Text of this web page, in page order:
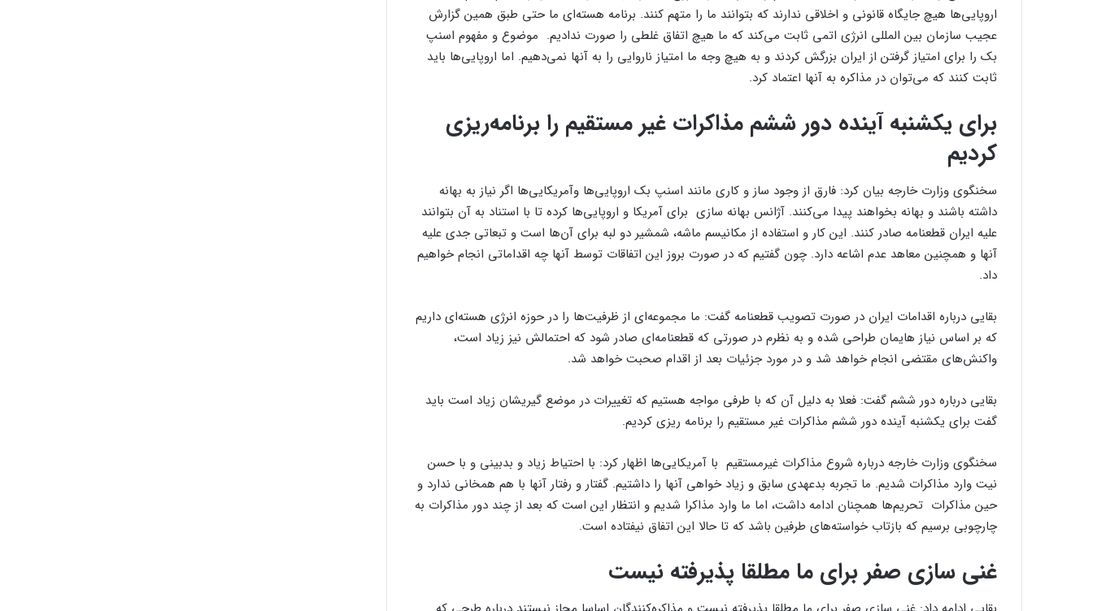
اروپایی‌ها هیچ جایگاه قانونی و اخلاقی ندارند که بتوانند ما را متهم کنند. برنامه هسته‌ای ما حتی طبق همین گزارش
عجیب سازمان بین المللی انرژی اتمی ثابت می‌کند که ما هیچ اتفاق غلطی را صورت ندادیم. موضوع و مفهوم اسنپ
بک را برای امتیاز گرفتن از ایران بزرگش کردند و به هیچ وجه ما امتیاز ناروایی را به آنها نمی‌دهیم. اما اروپایی‌ها باید
ثابت کنند که می‌توان در مذاکره به آنها اعتماد کرد.
برای یکشنبه آینده دور ششم مذاکرات غیر مستقیم را برنامه‌ریزی
کردیم
سخنگوی وزارت خارجه بیان کرد: فارق از وجود ساز و کاری مانند اسنپ بک اروپایی‌ها وآمریکایی‌ها اگر نیاز به بهانه
داشته باشند و بهانه بخواهند پیدا می‌کنند. آژانس بهانه سازی برای آمریکا و اروپایی‌ها کرده تا با استناد به آن بتوانند
علیه ایران قطعنامه صادر کنند. این کار و استفاده از مکانیسم ماشه، شمشیر دو لبه برای آن‌ها است و تبعاتی جدی علیه
آنها و همچنین معاهد عدم اشاعه دارد. چون گفتیم که در صورت بروز این اتفاقات توسط آنها چه اقداماتی انجام خواهیم
داد.
بقایی درباره اقدامات ایران در صورت تصویب قطعنامه گفت: ما مجموعه‌ای از ظرفیت‌ها را در حوزه انرژی هسته‌ای داریم
که بر اساس نیاز هایمان طراحی شده و به نظرم در صورتی که قطعنامه‌ای صادر شود که احتمالش نیز زیاد است،
واکنش‌های مقتضی انجام خواهد شد و در مورد جزئیات بعد از اقدام صحبت خواهد شد.
بقایی درباره دور ششم گفت: فعلا به دلیل آن که با طرفی مواجه هستیم که تغییرات در موضع گیریشان زیاد است باید
گفت برای یکشنبه آینده دور ششم مذاکرات غیر مستقیم را برنامه ریزی کردیم.
سخنگوی وزارت خارجه درباره شروع مذاکرات غیرمستقیم با آمریکایی‌ها اظهار کرد: با احتیاط زیاد و بدبینی و با حسن
نیت وارد مذاکرات شدیم. ما تجربه بدعهدی سابق و زیاد خواهی آنها را داشتیم. گفتار و رفتار آنها با هم همخانی ندارد و
حین مذاکرات تحریم‌ها همچنان ادامه داشت، اما ما وارد مذاکرا شدیم و انتظار این است که بعد از چند دور مذاکرات به
چارچوبی برسیم که بازتاب خواسته‌های طرفین باشد که تا حالا این اتفاق نیفتاده است.
غنی سازی صفر برای ما مطلقا پذیرفته نیست